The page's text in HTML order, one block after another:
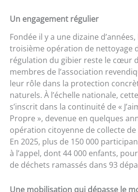
Un engagement régulier
Fondée il y a une dizaine d’années,
troisième opération de nettoyage
régulation du gibier reste le cœur
membres de l’association
leur rôle dans la protection
naturels. À l’échelle nationale,
s’inscrit dans la continuité de «
Propre », devenue en quelques
opération citoyenne de collecte de
En 2025, plus de 150 000
à l’appel, dont 44 000 enfants,
de déchets ramassés dans 93
Une mobilisation qui dépasse le